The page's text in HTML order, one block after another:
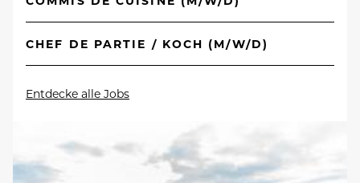
CHEF DE PARTIE / KOCH (M/W/D)
Entdecke alle Jobs